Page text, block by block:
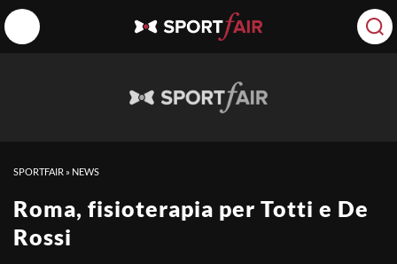
SPORTFAIR » NEWS
Roma, fisioterapia per Totti e De
Rossi